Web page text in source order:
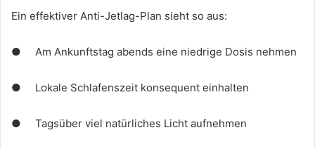
Ein effektiver Anti-Jetlag-Plan sieht so aus:
● Am Ankunftstag abends eine niedrige Dosis nehmen
● Lokale Schlafenszeit konsequent einhalten
● Tagsüber viel natürliches Licht aufnehmen